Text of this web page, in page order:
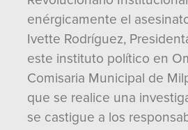
enérgicamente el
Ivette Rodríguez,
este instituto político en
Comisaria Municipal de
que se realice una
se castigue a los